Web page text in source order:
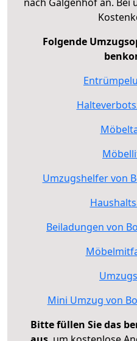
Folgende
Umzugshelfer von
Beiladungen von
Mini Umzug von
Bitte füllen Sie das